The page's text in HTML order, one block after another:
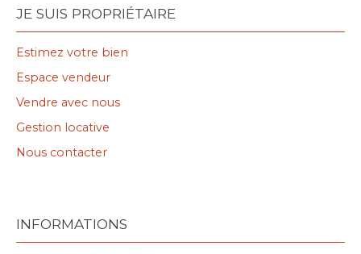
JE SUIS PROPRIÉTAIRE
Estimez votre bien
Espace vendeur
Vendre avec nous
Gestion locative
Nous contacter
INFORMATIONS